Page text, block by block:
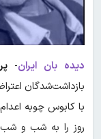
دیده بان ایران-
با کابوس چوبه
روز را به شب و شب